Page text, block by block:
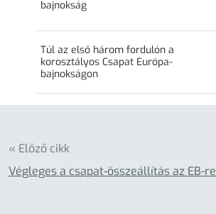
bajnokság
Túl az első három fordulón a
korosztályos Csapat Európa-
bajnokságon
« Előző cikk
Végleges a csapat-összeállítás az EB-re